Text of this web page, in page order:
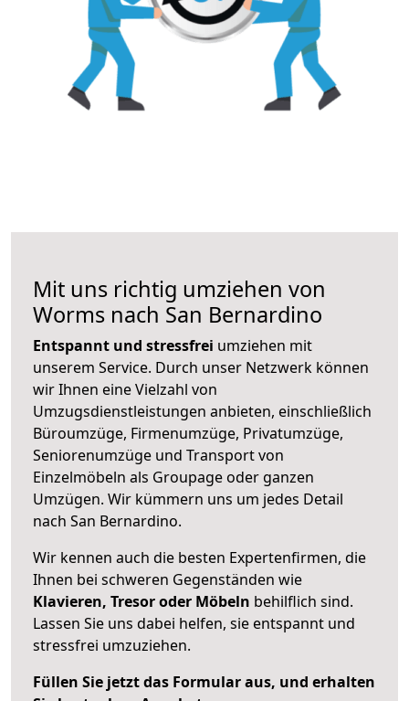
Mit uns richtig umziehen von
Worms nach San Bernardino
Entspannt und stressfrei umziehen mit
unserem Service. Durch unser Netzwerk können
wir Ihnen eine Vielzahl von
Umzugsdienstleistungen anbieten, einschließlich
Büroumzüge, Firmenumzüge, Privatumzüge,
Seniorenumzüge und Transport von
Einzelmöbeln als Groupage oder ganzen
Umzügen. Wir kümmern uns um jedes Detail
nach San Bernardino.
Wir kennen auch die besten Expertenfirmen, die
Ihnen bei schweren Gegenständen wie
Klavieren, Tresor oder Möbeln behilflich sind.
Lassen Sie uns dabei helfen, sie entspannt und
stressfrei umzuziehen.
Füllen Sie jetzt das Formular aus, und erhalten